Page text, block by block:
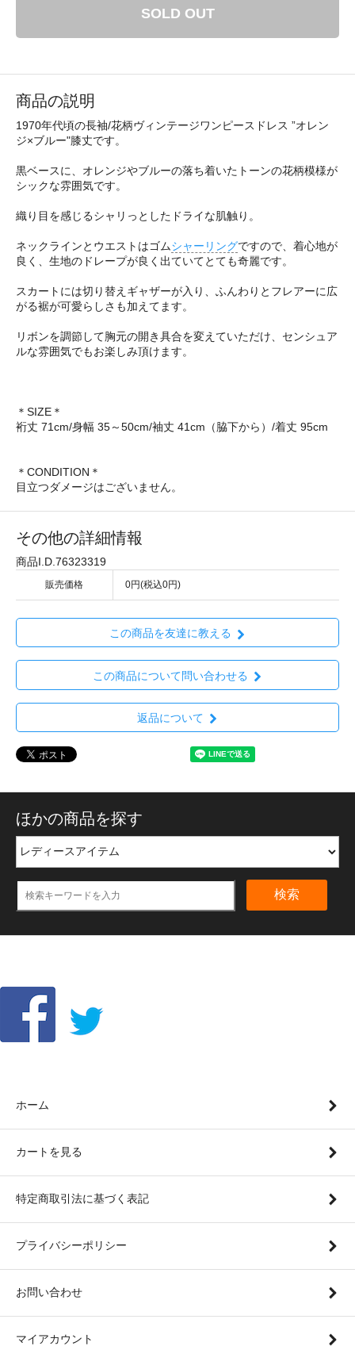
SOLD OUT
商品の説明
1970年代頃の長袖/花柄ヴィンテージワンピースドレス ”オレン
ジ×ブルー"膝丈です。
黒ベースに、オレンジやブルーの落ち着いたトーンの花柄模様が
シックな雰囲気です。
織り目を感じるシャリっとしたドライな肌触り。
ネックラインとウエストはゴムシャーリングですので、着心地が
良く、生地のドレープが良く出ていてとても奇麗です。
スカートには切り替えギャザーが入り、ふんわりとフレアーに広
がる裾が可愛らしさも加えてます。
リボンを調節して胸元の開き具合を変えていただけ、センシュア
ルな雰囲気でもお楽しみ頂けます。
＊SIZE＊
裄丈 71cm/身幅 35～50cm/袖丈 41cm（脇下から）/着丈 95cm
＊CONDITION＊
目立つダメージはございません。
その他の詳細情報
商品I.D.76323319
販売価格 0円(税込0円)
この商品を友達に教える
この商品について問い合わせる
返品について
ほかの商品を探す
検索
ホーム
カートを見る
特定商取引法に基づく表記
プライバシーポリシー
お問い合わせ
マイアカウント